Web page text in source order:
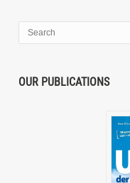
OUR PUBLICATIONS